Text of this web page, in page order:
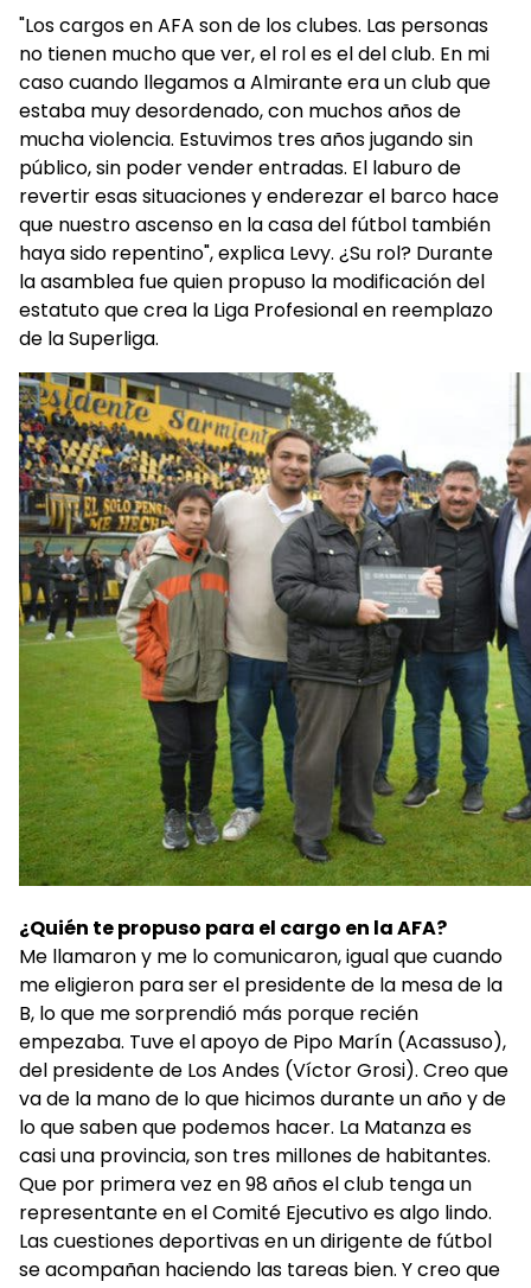
"Los cargos en AFA son de los clubes. Las personas
no tienen mucho que ver, el rol es el del club. En mi
caso cuando llegamos a Almirante era un club que
estaba muy desordenado, con muchos años de
mucha violencia. Estuvimos tres años jugando sin
público, sin poder vender entradas. El laburo de
revertir esas situaciones y enderezar el barco hace
que nuestro ascenso en la casa del fútbol también
haya sido repentino", explica Levy. ¿Su rol? Durante
la asamblea fue quien propuso la modificación del
estatuto que crea la Liga Profesional en reemplazo
de la Superliga.
¿Quién te propuso para el cargo en la AFA?
Me llamaron y me lo comunicaron, igual que cuando
me eligieron para ser el presidente de la mesa de la
B, lo que me sorprendió más porque recién
empezaba. Tuve el apoyo de Pipo Marín (Acassuso),
del presidente de Los Andes (Víctor Grosi). Creo que
va de la mano de lo que hicimos durante un año y de
lo que saben que podemos hacer. La Matanza es
casi una provincia, son tres millones de habitantes.
Que por primera vez en 98 años el club tenga un
representante en el Comité Ejecutivo es algo lindo.
Las cuestiones deportivas en un dirigente de fútbol
se acompañan haciendo las tareas bien. Y creo que